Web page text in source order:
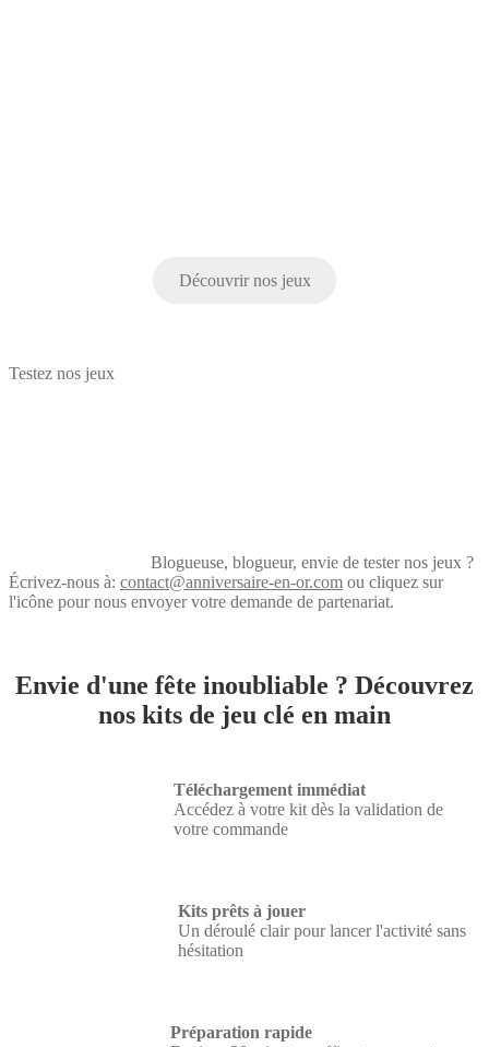
Découvrir nos jeux
Testez nos jeux
Blogueuse, blogueur, envie de tester nos jeux ?
Écrivez-nous à: contact@anniversaire-en-or.com ou cliquez sur
l'icône pour nous envoyer votre demande de partenariat.
Envie d'une fête inoubliable ? Découvrez
nos kits de jeu clé en main
Téléchargement immédiat
Accédez à votre kit dès la validation de
votre commande
Kits prêts à jouer
Un déroulé clair pour lancer l'activité sans
hésitation
Préparation rapide